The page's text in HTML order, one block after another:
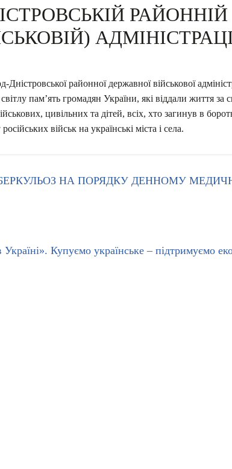
РАЙОННІЙ
районної державної військової
пам’ять громадян України, які віддали життя за
цивільних та дітей, всіх, хто загинув в
військ на українські міста і села.
НА ПОРЯДКУ ДЕННОМУ
Купуємо українське – підтримуємо